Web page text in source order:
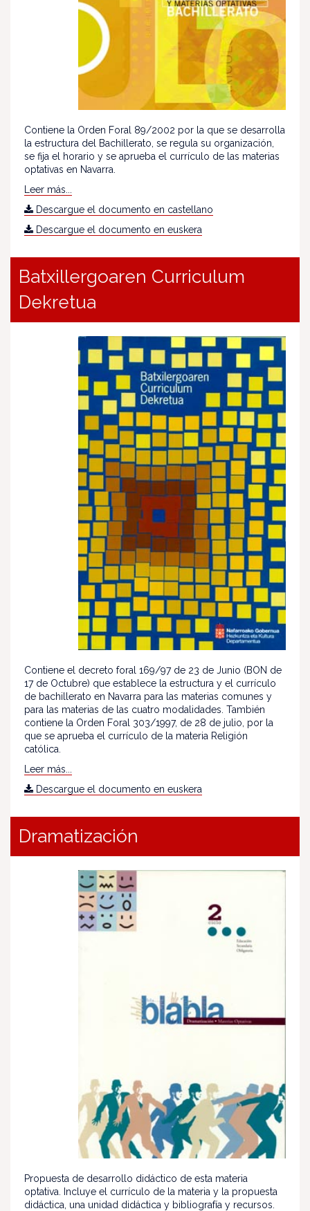
Contiene la Orden Foral 89/2002 por la que se desarrolla
la estructura del Bachillerato, se regula su organización,
se fija el horario y se aprueba el currículo de las materias
optativas en Navarra.
Leer más...
Descargue el documento en castellano
Descargue el documento en euskera
Batxillergoaren Curriculum
Dekretua
Contiene el decreto foral 169/97 de 23 de Junio (BON de
17 de Octubre) que establece la estructura y el currículo
de bachillerato en Navarra para las materias comunes y
para las materias de las cuatro modalidades. También
contiene la Orden Foral 303/1997, de 28 de julio, por la
que se aprueba el currículo de la materia Religión
católica.
Leer más...
Descargue el documento en euskera
Dramatización
Propuesta de desarrollo didáctico de esta materia
optativa. Incluye el currículo de la materia y la propuesta
didáctica, una unidad didáctica y bibliografía y recursos.